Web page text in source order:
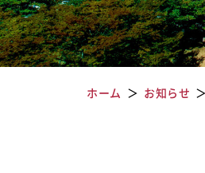
ホーム お知らせ